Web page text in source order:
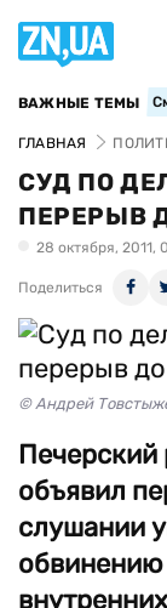
ВАЖНЫЕ ТЕМЫ
ГЛАВНАЯ
СУД ПО
ПЕРЕРЫВ
28 октября, 2011,
Поделиться
© Андрей
Печерский
объявил
слушании